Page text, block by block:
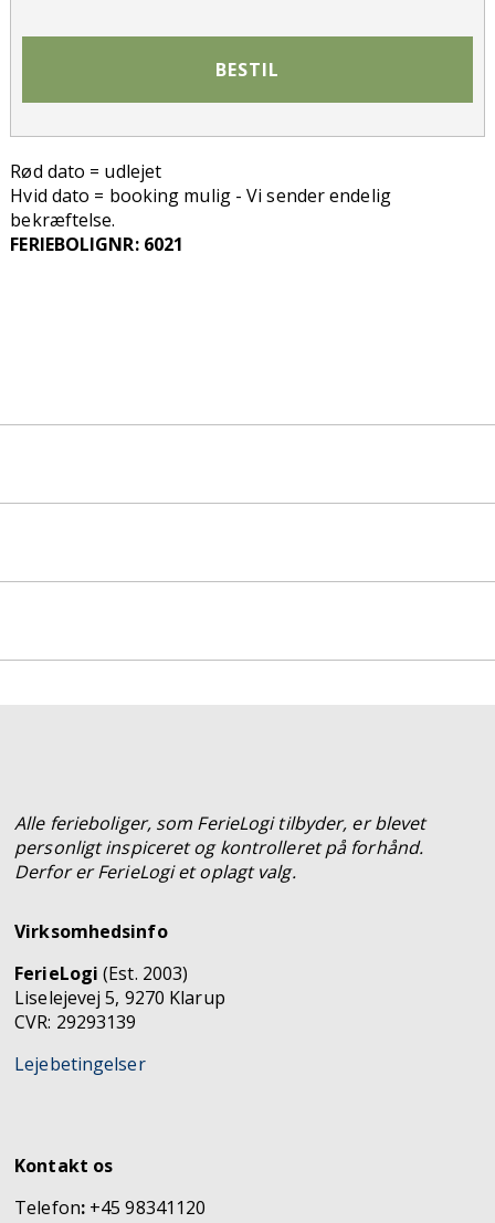
BESTIL
Rød dato = udlejet
Hvid dato = booking mulig - Vi sender endelig
bekræftelse.
FERIEBOLIGNR: 6021
Alle ferieboliger, som FerieLogi tilbyder, er blevet
personligt inspiceret og kontrolleret på forhånd.
Derfor er FerieLogi et oplagt valg.
Virksomhedsinfo
FerieLogi(Est. 2003)
Liselejevej 5, 9270 Klarup
CVR: 29293139
Lejebetingelser
Kontakt os
Telefon:+45 98341120